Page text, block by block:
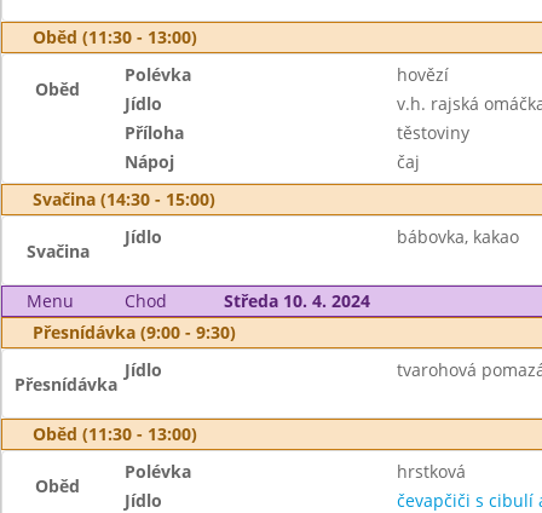
Oběd (11:30 - 13:00)
Oběd
Polévka
hovězí
Jídlo
v.h. rajská
Příloha
těstoviny
Nápoj
čaj
Svačina (14:30 - 15:00)
Svačina
Jídlo bábovka, kakao
Menu Chod
Středa 10. 4. 2024
Přesnídávka (9:00 - 9:30)
Přesnídávka
Jídlo tvarohová
Oběd (11:30 - 13:00)
Oběd
Polévka
hrstková
Jídlo
čevapčiči s cibulí